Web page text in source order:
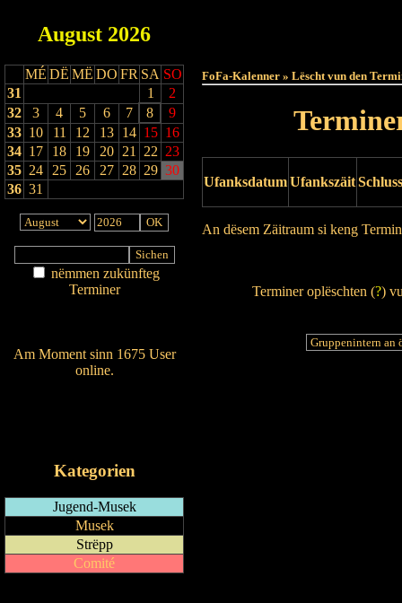
August 2026
MÉ DË MË DO FR SA SO
31
1
2
32
3 4 5 6 7 8
9
33 10 11 12 13 14 15 16
34 17 18 19 20 21 22 23
35 24 25 26 27 28 29 30
36 31
nëmmen zukünfteg
Terminer
Am Moment sinn 1675 User
online.
Kategorien
Jugend-Musek
Musek
Strëpp
Comité
FoFa-Kalenner » Lëscht vun den
UfanksdatumUfankszäit
An dësem Zäitraum si keng
Terminer oplëschten (?)